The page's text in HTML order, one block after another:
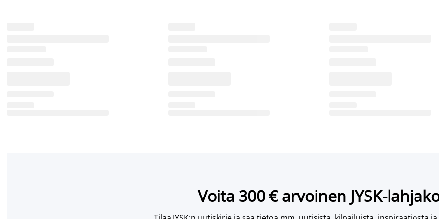
Voita 300 € arvoinen JYSK-